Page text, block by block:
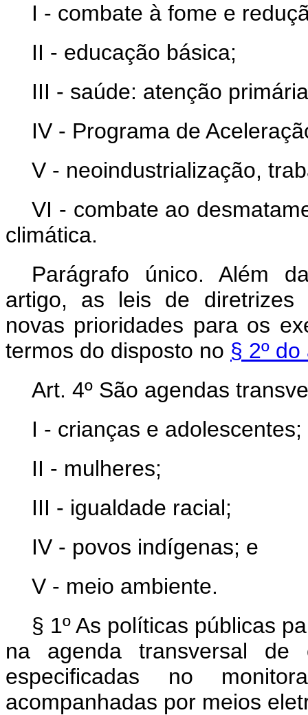
I - combate à fome e
II - educação básica;
III - saúde: atenção
IV - Programa de
V - neoindustrialização,
VI - combate ao
climática.
Parágrafo único. Além
artigo, as leis de diretrizes
novas prioridades para os
termos do disposto no § 2º
Art. 4º São agendas
I - crianças e adolescentes;
II - mulheres;
III - igualdade racial;
IV - povos indígenas; e
V - meio ambiente.
§ 1º As políticas públicas
na agenda transversal de
especificadas no
acompanhadas por meios